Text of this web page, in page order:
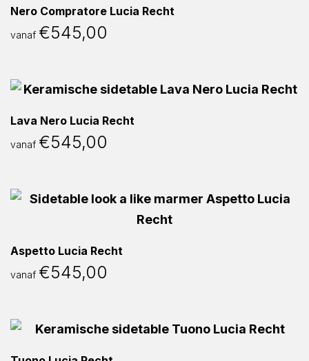
Nero Compratore Lucia Recht
vanaf €545,00
Lava Nero Lucia Recht
vanaf €545,00
Aspetto Lucia Recht
vanaf €545,00